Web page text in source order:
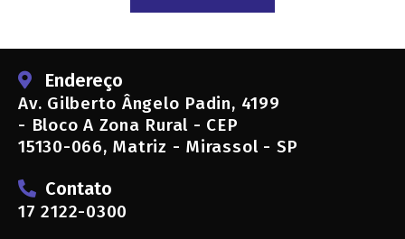
Endereço
Av. Gilberto Ângelo Padin, 4199
- Bloco A Zona Rural - CEP
15130-066, Matriz - Mirassol - SP
Contato
17 2122-0300